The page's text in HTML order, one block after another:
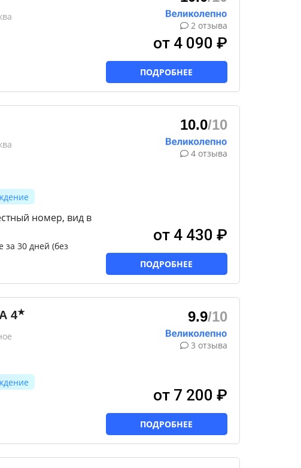
2 отзыва
от 4 090 ₽
ПОДРОБНЕЕ
номер, вид в
за 30 дней (без
10.0/10
4 отзыва
от 4 430 ₽
ПОДРОБНЕЕ
4★ 9.9/10
3 отзыва
от 7 200 ₽
ПОДРОБНЕЕ